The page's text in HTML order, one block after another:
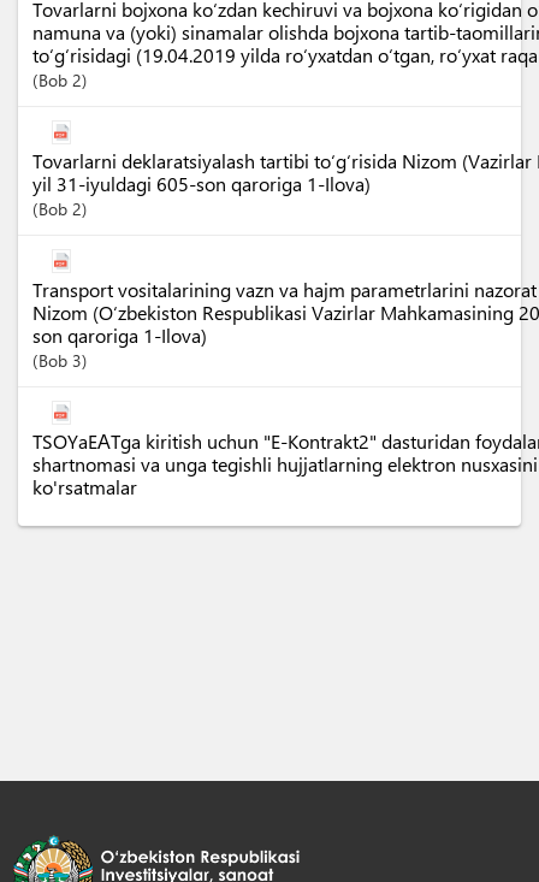
Tovarlarni bojxona ko‘zdan kechiruvi va bojxona ko‘rigidan
namuna va (yoki) sinamalar olishda bojxona tartib-
to‘g‘risidagi (19.04.2019 yilda ro‘yxatdan o‘tgan, ro‘yxat
Bob 2
Tovarlarni deklaratsiyalash tartibi to‘g‘risida Nizom
yil 31-iyuldagi 605-son qaroriga 1-Ilova)
Bob 2
Transport vositalarining vazn va hajm parametrlarini
Nizom (O‘zbekiston Respublikasi Vazirlar Mahkamasining
son qaroriga 1-Ilova)
Bob 3
TSOYaEАTga kiritish uchun "E-Kontrakt2" dasturidan
shartnomasi va unga tegishli hujjatlarning elektron
ko'rsatmalar